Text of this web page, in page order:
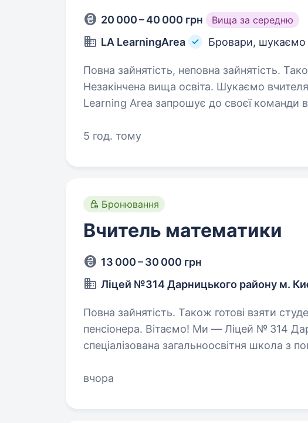
20 000 – 40 000 грн Вища за середню
LA LearningArea Бровари, шукаємо
Повна зайнятість, неповна зайнятість.
Незакінчена вища освіта. Шукаємо вчителя математики! Навчальний центр
Learning Area запрошує до своєї команди
педагогічну освіту або досвід…
5 год. тому
Бронювання
Вчитель математики
13 000 – 30 000 грн
Ліцей №314 Дарницького району м.
Повна зайнятість. Також готові взяти
пенсіонера. Вітаємо! Ми — Ліцей № 314 Дарницького району міста Києва,
спеціалізована загальноосвітня школа з
допомагатиме учням…
вчора